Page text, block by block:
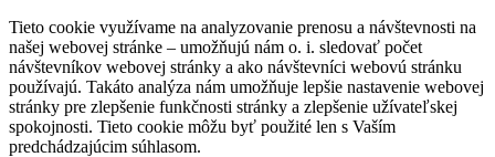
Tieto cookie využívame na analyzovanie prenosu a návštevnosti na
našej webovej stránke – umožňujú nám o. i. sledovať počet
návštevníkov webovej stránky a ako návštevníci webovú stránku
používajú. Takáto analýza nám umožňuje lepšie nastavenie webovej
stránky pre zlepšenie funkčnosti stránky a zlepšenie užívateľskej
spokojnosti. Tieto cookie môžu byť použité len s Vaším
predchádzajúcim súhlasom.